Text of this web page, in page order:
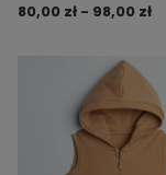
80,00 zł - 98,00 zł